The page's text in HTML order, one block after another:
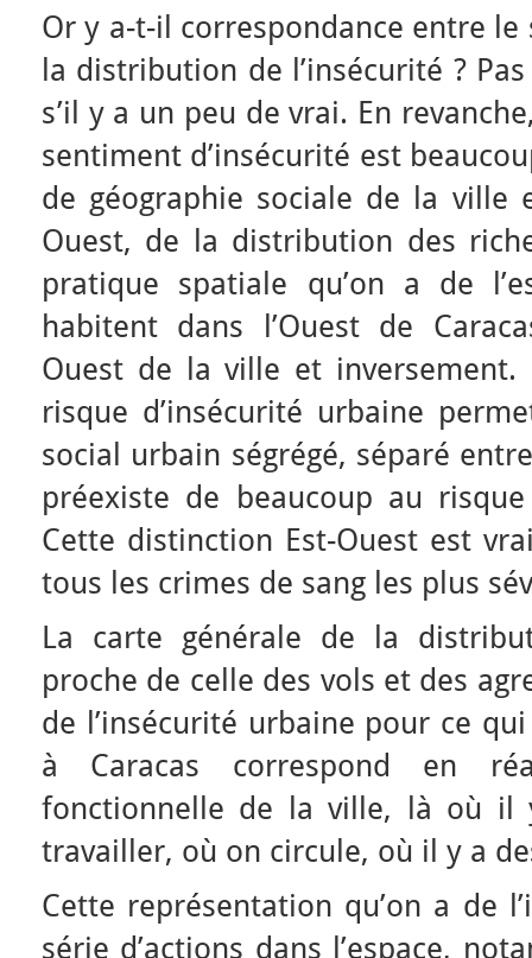
Or y a-t-il correspondance entre le
la distribution de l’insécurité ?
s’il y a un peu de vrai. En
sentiment d’insécurité est
de géographie sociale de la ville
Ouest, de la distribution des
pratique spatiale qu’on a de
habitent dans l’Ouest de
Ouest de la ville et inversement.
risque d’insécurité urbaine
social urbain ségrégé, séparé
préexiste de beaucoup au
Cette distinction Est-Ouest est
tous les crimes de sang les plus
La carte générale de la
proche de celle des vols et des
de l’insécurité urbaine pour ce
à Caracas correspond en
fonctionnelle de la ville, là où il
travailler, où on circule, où il y a
Cette représentation qu’on a de
série d’actions dans l’espace,